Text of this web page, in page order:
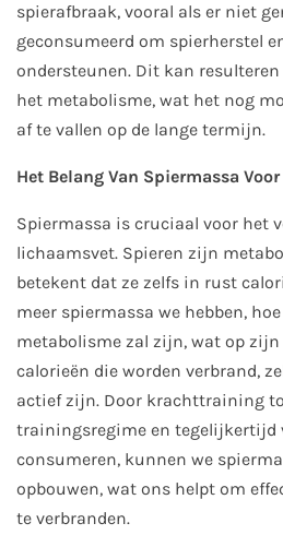
spierafbraak, vooral als er niet
geconsumeerd om spierherstel
ondersteunen. Dit kan
het metabolisme, wat het nog
af te vallen op de lange termijn.
Het Belang Van Spiermassa
Spiermassa is cruciaal voor het
lichaamsvet. Spieren zijn
betekent dat ze zelfs in rust
meer spiermassa we hebben,
metabolisme zal zijn, wat op
calorieën die worden verbrand,
actief zijn. Door krachttraining
trainingsregime en tegelijkertijd
consumeren, kunnen we
opbouwen, wat ons helpt om
te verbranden.